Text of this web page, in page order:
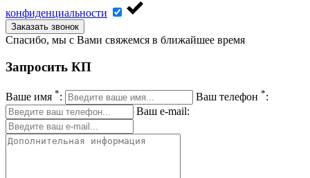
конфиденциальности
Заказать звонок
Спасибо, мы с Вами свяжемся в ближайшее время
Запросить КП
Ваше имя *: Ваш телефон *:
Ваш e-mail: